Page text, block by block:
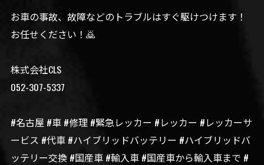
お車の事故、故障などのトラブルはすぐ駆けつけます！
お任せください！🙇
株式会社CLS
052-307-5337
#名古屋 #車 #修理 #緊急レッカー #レッカー #レッカーサ
ービス #代車 #ハイブリッドバッテリー #ハイブリッドバ
ッテリー交換 #国産車 #輸入車 #国産車から輸入車まで #